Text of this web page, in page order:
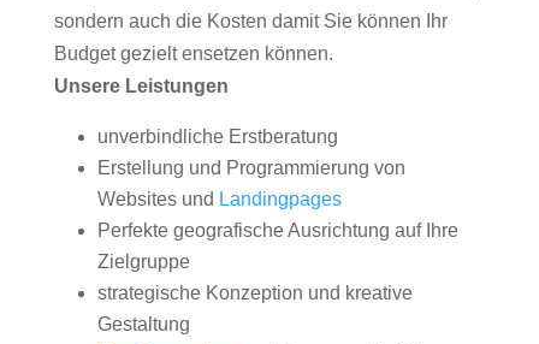
sondern auch die Kosten damit Sie können Ihr
Budget gezielt ensetzen können.
Unsere Leistungen
unverbindliche Erstberatung
Erstellung und Programmierung von
Websites und Landingpages
Perfekte geografische Ausrichtung auf Ihre
Zielgruppe
strategische Konzeption und kreative
Gestaltung